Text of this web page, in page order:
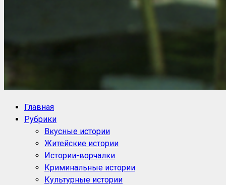
Блог историй NoorySan
Главная
Рубрики
Вкусные истории
Житейские истории
Истории-ворчалки
Криминальные истории
Культурные истории